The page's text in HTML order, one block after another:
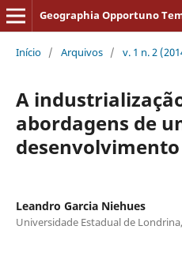
Geographia Opportuno
Início / Arquivos / v. 1 n. 2
A
abordagens de
Leandro Garcia Niehues
Universidade Estadual de